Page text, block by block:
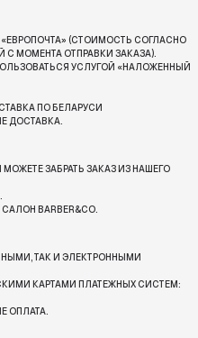
(СТОИМОСТЬ СОГЛАСНО
С МОМЕНТА ОТПРАВКИ ЗАКАЗА).
УСЛУГОЙ «НАЛОЖЕННЫЙ
ПО БЕЛАРУСИ
ДОСТАВКА.
ЗАБРАТЬ ЗАКАЗ ИЗ НАШЕГО
.
BARBER&CO.
ТАК И ЭЛЕКТРОННЫМИ
КАРТАМИ ПЛАТЕЖНЫХ СИСТЕМ:
ОПЛАТА.